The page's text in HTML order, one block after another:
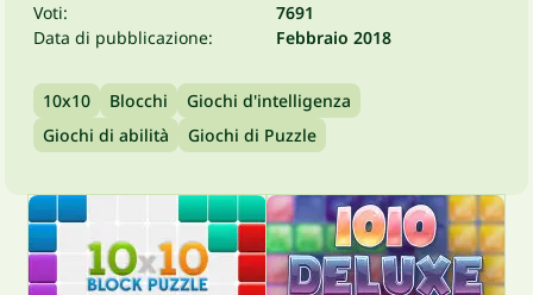
Voti:
7691
Data di pubblicazione:
Febbraio 2018
10x10 Blocchi
Giochi d'intelligenza
Giochi di abilità
Giochi di Puzzle